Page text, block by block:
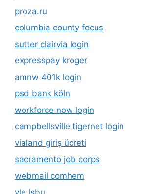
proza.ru
columbia county focus
sutter clairvia login
expresspay kroger
amnw 401k login
psd bank köln
workforce now login
campbellsville tigernet login
vialand giriş ücreti
sacramento job corps
webmail comhem
vle lsbu